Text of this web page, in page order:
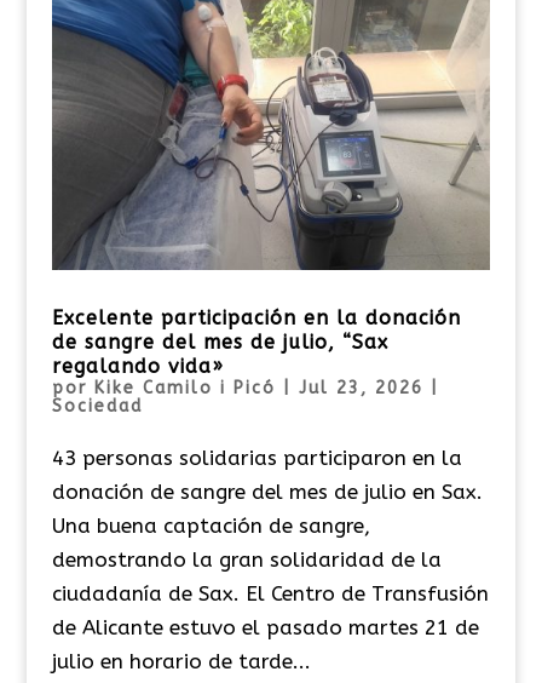
Excelente participación en la donación
de sangre del mes de julio, “Sax
regalando vida»
por Kike Camilo i Picó Jul 23, 2026
Sociedad
43 personas solidarias participaron en la
donación de sangre del mes de julio en Sax.
Una buena captación de sangre,
demostrando la gran solidaridad de la
ciudadanía de Sax. El Centro de Transfusión
de Alicante estuvo el pasado martes 21 de
julio en horario de tarde...